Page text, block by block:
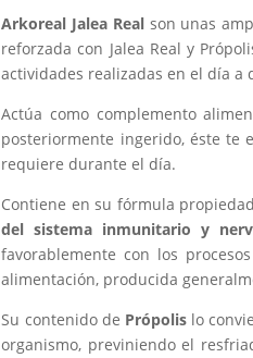
Arkoreal Jalea Realson unas
reforzada con Jalea Real y
actividades realizadas en el día
Actúa como complemento
posteriormente ingerido, éste te
requiere durante el día.
Contiene en su fórmula
del sistema inmunitario y
favorablemente con los
alimentación, producida
Su contenido de Própolislo
organismo, previniendo el